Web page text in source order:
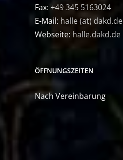
Fax: +49 345 5163024
E-Mail: halle (at) dakd.de
Webseite: halle.dakd.de
ÖFFNUNGSZEITEN
Nach Vereinbarung